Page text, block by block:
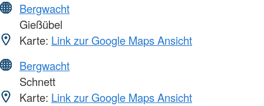
Bergwacht
Gießübel
Karte: Link zur Google Maps Ansicht
Bergwacht
Schnett
Karte: Link zur Google Maps Ansicht